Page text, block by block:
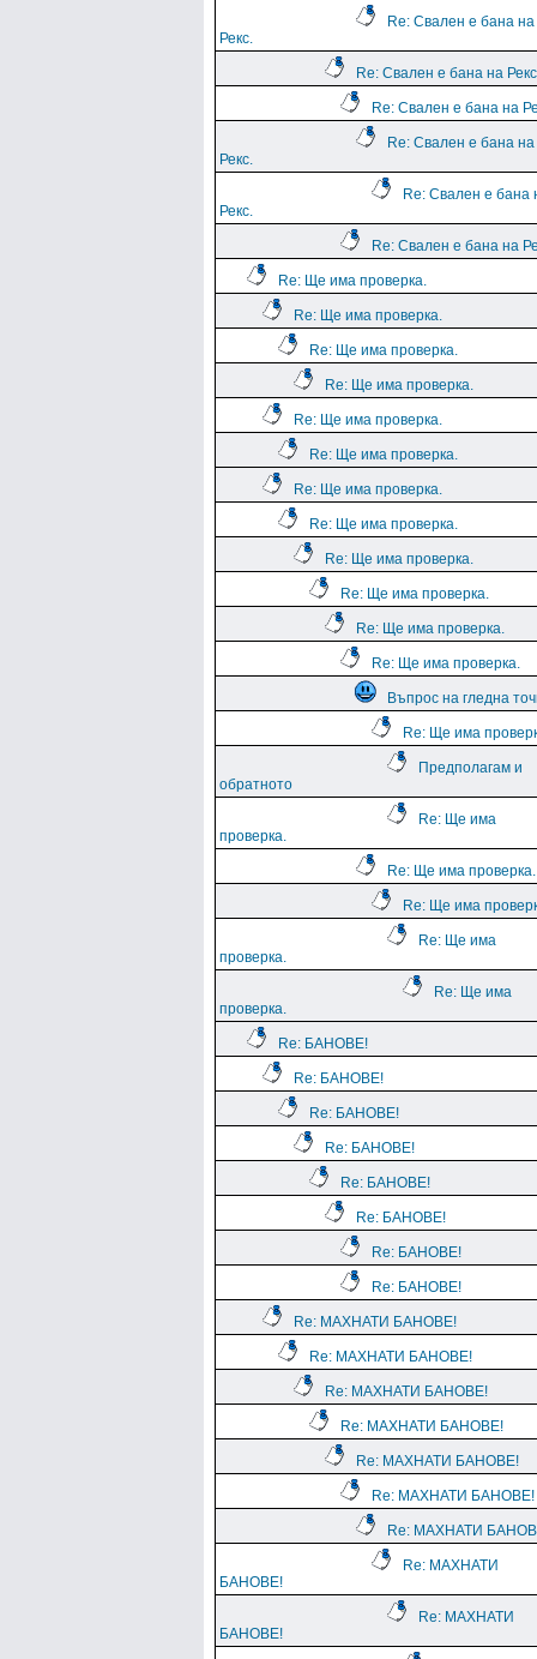
Re: Свален е бана на
Рекс.
Re: Свален е бана на
Re: Свален е бана на
Re: Свален е бана на
Рекс.
Re: Свален е бана
Рекс.
Re: Свален е бана на
Re: Ще има проверка.
Re: Ще има проверка.
Re: Ще има проверка.
Re: Ще има проверка.
Re: Ще има проверка.
Re: Ще има проверка.
Re: Ще има проверка.
Re: Ще има проверка.
Re: Ще има проверка.
Re: Ще има проверка.
Re: Ще има проверка.
Re: Ще има проверка.
Въпрос на гледна
Re: Ще има
Предполагам и
обратното
Re: Ще има
проверка.
Re: Ще има проверка.
Re: Ще има
Re: Ще има
проверка.
Re: Ще има
проверка.
Re: БАНОВЕ!
Re: БАНОВЕ!
Re: БАНОВЕ!
Re: БАНОВЕ!
Re: БАНОВЕ!
Re: БАНОВЕ!
Re: БАНОВЕ!
Re: БАНОВЕ!
Re: МАХНАТИ БАНОВЕ!
Re: МАХНАТИ БАНОВЕ!
Re: МАХНАТИ БАНОВЕ!
Re: МАХНАТИ БАНОВЕ!
Re: МАХНАТИ БАНОВЕ!
Re: МАХНАТИ БАНОВЕ!
Re: МАХНАТИ
Re: МАХНАТИ
БАНОВЕ!
Re: МАХНАТИ
БАНОВЕ!